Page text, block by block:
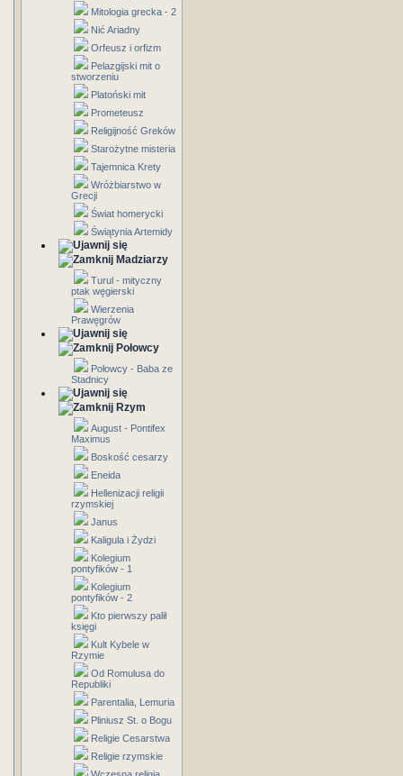
Mitologia grecka - 2
Nić Ariadny
Orfeusz i orfizm
Pelazgijski mit o
stworzeniu
Platoński mit
Prometeusz
Religijność Greków
Starożytne misteria
Tajemnica Krety
Wróżbiarstwo w
Grecji
Świat homerycki
Świątynia Artemidy
Madziarzy
Turul - mityczny
ptak węgierski
Wierzenia
Prawęgrów
Połowcy
Połowcy - Baba ze
Stadnicy
Rzym
August - Pontifex
Maximus
Boskość cesarzy
Eneida
Hellenizacji religii
rzymskiej
Janus
Kaligula i Żydzi
Kolegium
pontyfików - 1
Kolegium
pontyfików - 2
Kto pierwszy palił
księgi
Kult Kybele w
Rzymie
Od Romulusa do
Republiki
Parentalia, Lemuria
Pliniusz St. o Bogu
Religie Cesarstwa
Religie rzymskie